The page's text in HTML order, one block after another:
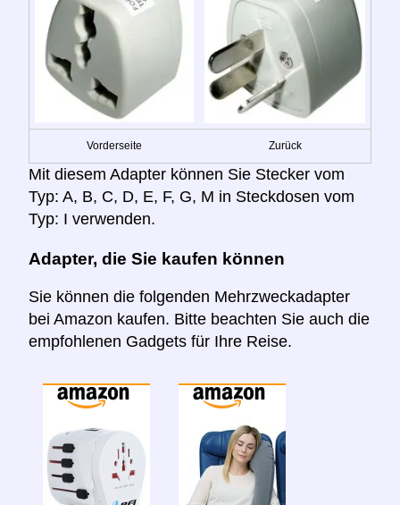
Vorderseite Zurück
Mit diesem Adapter können Sie Stecker vom
Typ: A, B, C, D, E, F, G, M in Steckdosen vom
Typ: I verwenden.
Adapter, die Sie kaufen können
Sie können die folgenden Mehrzweckadapter
bei Amazon kaufen. Bitte beachten Sie auch die
empfohlenen Gadgets für Ihre Reise.